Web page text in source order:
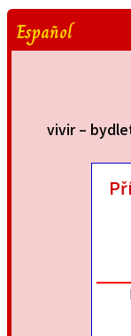
Español
vivir –